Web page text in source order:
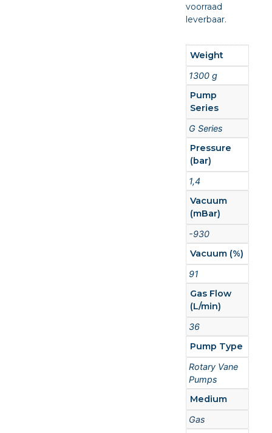
voorraad
leverbaar.
Weight
1300 g
Pump
Series
G Series
Pressure
(bar)
1,4
Vacuum
(mBar)
-930
Vacuum (%)
91
Gas Flow
(L/min)
36
Pump Type
Rotary Vane
Pumps
Medium
Gas